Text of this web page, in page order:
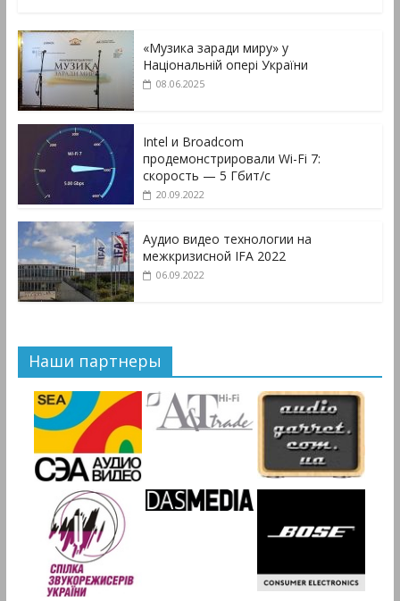
«Музика заради миру» у
Національній опері України
08.06.2025
Intel и Broadcom
продемонстрировали Wi-Fi 7:
скорость — 5 Гбит/с
20.09.2022
Аудио видео технологии на
межкризисной IFA 2022
06.09.2022
Наши партнеры